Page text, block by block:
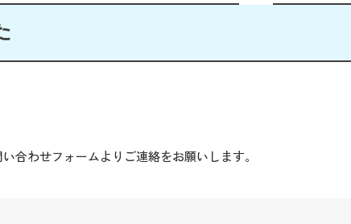
合わせフォームよりご連絡をお願いします。